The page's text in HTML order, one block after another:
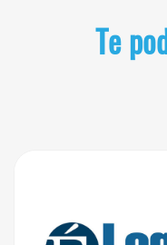
Te